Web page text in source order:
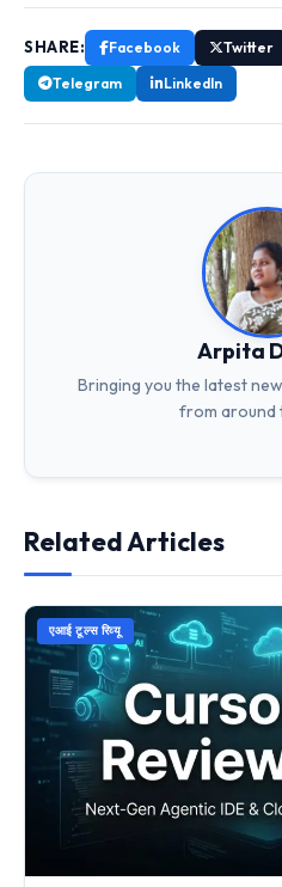
SHARE: Facebook Twitter
Telegram
LinkedIn
Arpita
Bringing you the latest
from around
Related Articles
एआई टूल्स रिव्यू